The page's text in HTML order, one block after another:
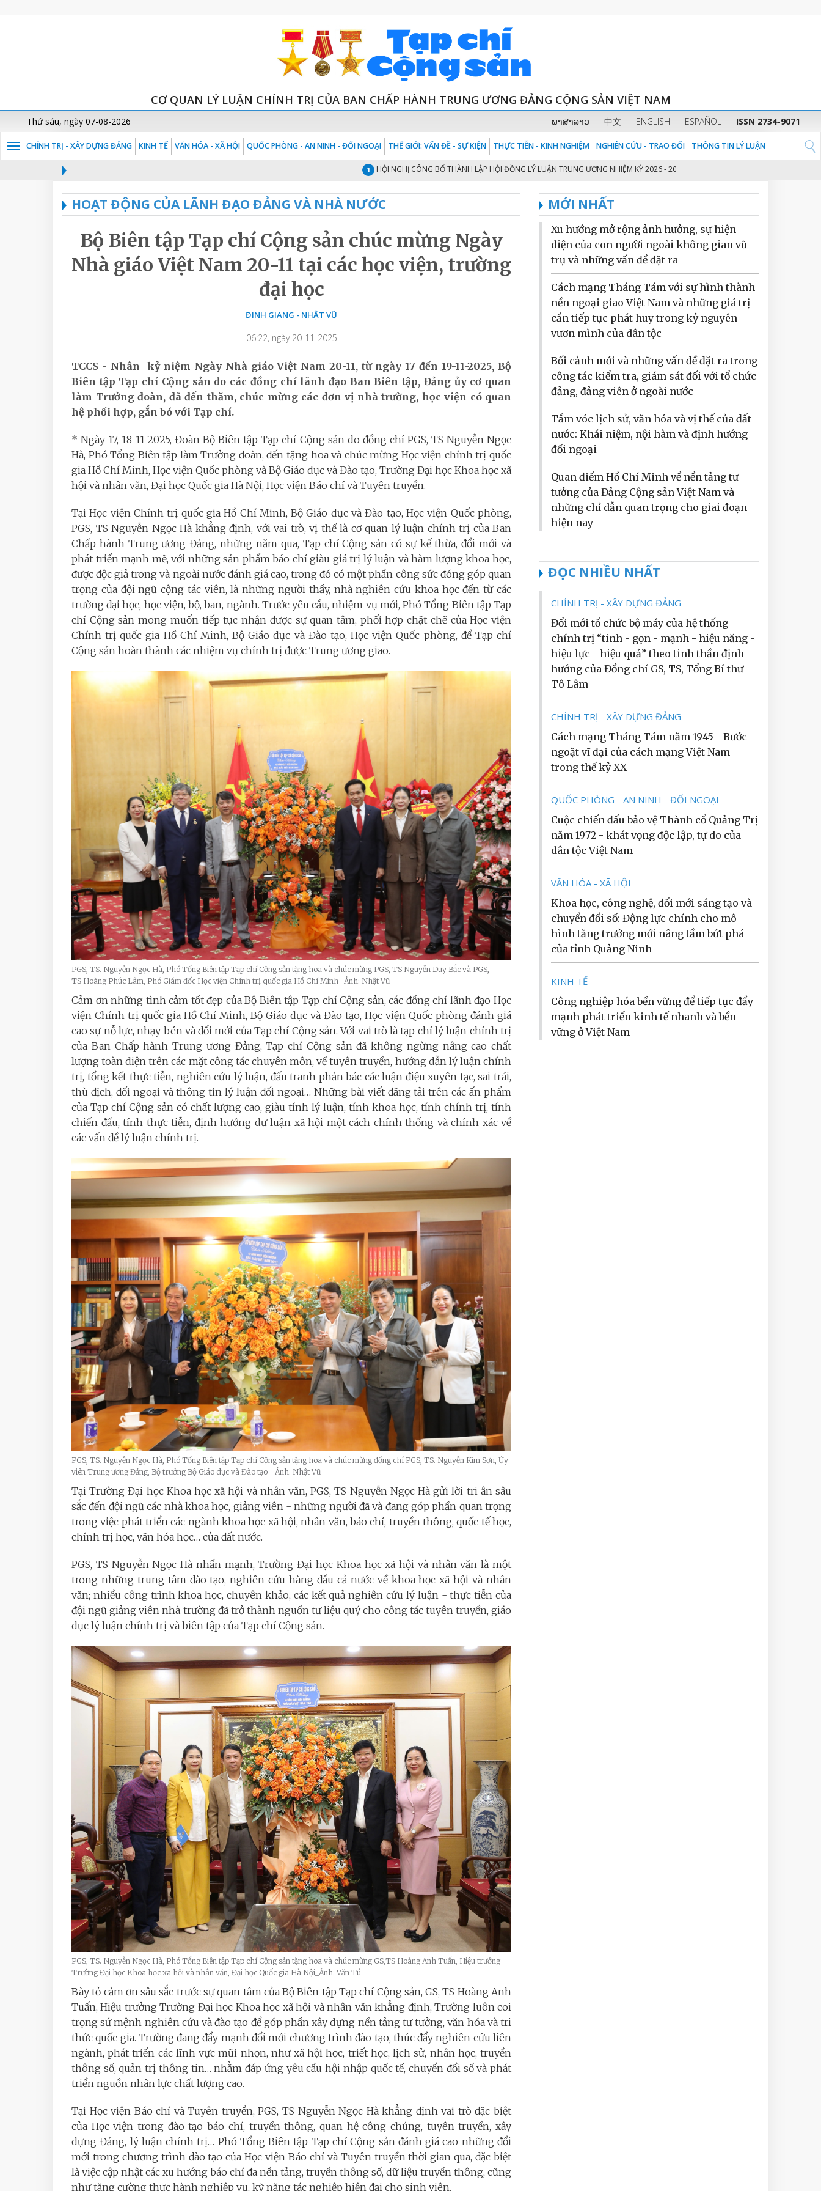
CƠ QUAN LÝ LUẬN CHÍNH TRỊ CỦA BAN CHẤP HÀNH TRUNG ƯƠNG ĐẢNG CỘNG SẢN VIỆT NAM
Thứ sáu, ngày 07-08-2026 ພາສາລາວ 中文 ENGLISH ESPAÑOL ISSN 2734-9071
CHÍNH TRỊ - XÂY DỰNG ĐẢNG KINH TẾ VĂN HÓA - XÃ HỘI QUỐC PHÒNG - AN NINH - ĐỐI NGOẠI THẾ GIỚI: VẤN ĐỀ - SỰ KIỆN THỰC TIỄN - KINH NGHIỆM NGHIÊN CỨU - TRAO ĐỔI THÔNG TIN LÝ LUẬN
HỘI NGHỊ CÔNG BỐ THÀNH LẬP HỘI ĐỒNG LÝ LUẬN TRUNG ƯƠNG NHIỆM KỲ 2026 - 2031 2 THỦ TƯỚNG CHÍNH PHỦ PHẠM MINH
HOẠT ĐỘNG CỦA LÃNH ĐẠO ĐẢNG VÀ NHÀ NƯỚC
Bộ Biên tập Tạp chí Cộng sản chúc mừng Ngày
Nhà giáo Việt Nam 20-11 tại các học viện, trường
đại học
ĐINH GIANG - NHẬT VŨ
06:22, ngày 20-11-2025
TCCS - Nhân kỷ niệm Ngày Nhà giáo Việt Nam 20-11, từ ngày 17 đến 19-11-2025, Bộ
Biên tập Tạp chí Cộng sản do các đồng chí lãnh đạo Ban Biên tập, Đảng ủy cơ quan
làm Trưởng đoàn, đã đến thăm, chúc mừng các đơn vị nhà trường, học viện có quan
hệ phối hợp, gắn bó với Tạp chí.
* Ngày 17, 18-11-2025, Đoàn Bộ Biên tập Tạp chí Cộng sản do đồng chí PGS, TS Nguyễn Ngọc
Hà, Phó Tổng Biên tập làm Trưởng đoàn, đến tặng hoa và chúc mừng Học viện chính trị quốc
gia Hồ Chí Minh, Học viện Quốc phòng và Bộ Giáo dục và Đào tạo, Trường Đại học Khoa học xã
hội và nhân văn, Đại học Quốc gia Hà Nội, Học viện Báo chí và Tuyên truyền.
Tại Học viện Chính trị quốc gia Hồ Chí Minh, Bộ Giáo dục và Đào tạo, Học viện Quốc phòng,
PGS, TS Nguyễn Ngọc Hà khẳng định, với vai trò, vị thế là cơ quan lý luận chính trị của Ban
Chấp hành Trung ương Đảng, những năm qua, Tạp chí Cộng sản có sự kế thừa, đổi mới và
phát triển mạnh mẽ, với những sản phẩm báo chí giàu giá trị lý luận và hàm lượng khoa học,
được độc giả trong và ngoài nước đánh giá cao, trong đó có một phần công sức đóng góp quan
trọng của đội ngũ cộng tác viên, là những người thầy, nhà nghiên cứu khoa học đến từ các
trường đại học, học viện, bộ, ban, ngành. Trước yêu cầu, nhiệm vụ mới, Phó Tổng Biên tập Tạp
chí Cộng sản mong muốn tiếp tục nhận được sự quan tâm, phối hợp chặt chẽ của Học viện
Chính trị quốc gia Hồ Chí Minh, Bộ Giáo dục và Đào tạo, Học viện Quốc phòng, để Tạp chí
Cộng sản hoàn thành các nhiệm vụ chính trị được Trung ương giao.
PGS, TS. Nguyễn Ngọc Hà, Phó Tổng Biên tập Tạp chí Cộng sản tặng hoa và chúc mừng PGS, TS Nguyễn Duy Bắc và PGS,
TS Hoàng Phúc Lâm, Phó Giám đốc Học viện Chính trị quốc gia Hồ Chí Minh_ Ảnh: Nhật Vũ
Cảm ơn những tình cảm tốt đẹp của Bộ Biên tập Tạp chí Cộng sản, các đồng chí lãnh đạo Học
viện Chính trị quốc gia Hồ Chí Minh, Bộ Giáo dục và Đào tạo, Học viện Quốc phòng đánh giá
cao sự nỗ lực, nhạy bén và đổi mới của Tạp chí Cộng sản. Với vai trò là tạp chí lý luận chính trị
của Ban Chấp hành Trung ương Đảng, Tạp chí Cộng sản đã không ngừng nâng cao chất
lượng toàn diện trên các mặt công tác chuyên môn, về tuyên truyền, hướng dẫn lý luận chính
trị, tổng kết thực tiễn, nghiên cứu lý luận, đấu tranh phản bác các luận điệu xuyên tạc, sai trái,
thù địch, đối ngoại và thông tin lý luận đối ngoại… Những bài viết đăng tải trên các ấn phẩm
của Tạp chí Cộng sản có chất lượng cao, giàu tính lý luận, tính khoa học, tính chính trị, tính
chiến đấu, tính thực tiễn, định hướng dư luận xã hội một cách chính thống và chính xác về
các vấn đề lý luận chính trị.
PGS, TS. Nguyễn Ngọc Hà, Phó Tổng Biên tập Tạp chí Cộng sản tặng hoa và chúc mừng đồng chí PGS, TS. Nguyễn Kim Sơn, Ủy
viên Trung ương Đảng, Bộ trưởng Bộ Giáo dục và Đào tạo _ Ảnh: Nhật Vũ
Tại Trường Đại học Khoa học xã hội và nhân văn, PGS, TS Nguyễn Ngọc Hà gửi lời tri ân sâu
sắc đến đội ngũ các nhà khoa học, giảng viên - những người đã và đang góp phần quan trọng
trong việc phát triển các ngành khoa học xã hội, nhân văn, báo chí, truyền thông, quốc tế học,
chính trị học, văn hóa học… của đất nước.
PGS, TS Nguyễn Ngọc Hà nhấn mạnh, Trường Đại học Khoa học xã hội và nhân văn là một
trong những trung tâm đào tạo, nghiên cứu hàng đầu cả nước về khoa học xã hội và nhân
văn; nhiều công trình khoa học, chuyên khảo, các kết quả nghiên cứu lý luận - thực tiễn của
đội ngũ giảng viên nhà trường đã trở thành nguồn tư liệu quý cho công tác tuyên truyền, giáo
dục lý luận chính trị và biên tập của Tạp chí Cộng sản.
PGS, TS. Nguyễn Ngọc Hà, Phó Tổng Biên tập Tạp chí Cộng sản tặng hoa và chúc mừng GS,TS Hoàng Anh Tuấn, Hiệu trưởng
Trường Đại học Khoa học xã hội và nhân văn, Đại học Quốc gia Hà Nội_Ảnh: Văn Tú
Bày tỏ cảm ơn sâu sắc trước sự quan tâm của Bộ Biên tập Tạp chí Cộng sản, GS, TS Hoàng Anh
Tuấn, Hiệu trưởng Trường Đại học Khoa học xã hội và nhân văn khẳng định, Trường luôn coi
trọng sứ mệnh nghiên cứu và đào tạo để góp phần xây dựng nền tảng tư tưởng, văn hóa và tri
thức quốc gia. Trường đang đẩy mạnh đổi mới chương trình đào tạo, thúc đẩy nghiên cứu liên
ngành, phát triển các lĩnh vực mũi nhọn, như xã hội học, triết học, lịch sử, nhân học, truyền
thông số, quản trị thông tin… nhằm đáp ứng yêu cầu hội nhập quốc tế, chuyển đổi số và phát
triển nguồn nhân lực chất lượng cao.
Tại Học viện Báo chí và Tuyên truyền, PGS, TS Nguyễn Ngọc Hà khẳng định vai trò đặc biệt
của Học viện trong đào tạo báo chí, truyền thông, quan hệ công chúng, tuyên truyền, xây
dựng Đảng, lý luận chính trị… Phó Tổng Biên tập Tạp chí Cộng sản đánh giá cao những đổi
mới trong chương trình đào tạo của Học viện Báo chí và Tuyên truyền thời gian qua, đặc biệt
là việc cập nhật các xu hướng báo chí đa nền tảng, truyền thông số, dữ liệu truyền thông, cũng
như tăng cường thực hành nghiệp vụ, kỹ năng tác nghiệp hiện đại cho sinh viên.
MỚI NHẤT
Xu hướng mở rộng ảnh hưởng, sự hiện
diện của con người ngoài không gian vũ
trụ và những vấn đề đặt ra
Cách mạng Tháng Tám với sự hình thành
nền ngoại giao Việt Nam và những giá trị
cần tiếp tục phát huy trong kỷ nguyên
vươn mình của dân tộc
Bối cảnh mới và những vấn đề đặt ra trong
công tác kiểm tra, giám sát đối với tổ chức
đảng, đảng viên ở ngoài nước
Tầm vóc lịch sử, văn hóa và vị thế của đất
nước: Khái niệm, nội hàm và định hướng
đối ngoại
Quan điểm Hồ Chí Minh về nền tảng tư
tưởng của Đảng Cộng sản Việt Nam và
những chỉ dẫn quan trọng cho giai đoạn
hiện nay
ĐỌC NHIỀU NHẤT
CHÍNH TRỊ - XÂY DỰNG ĐẢNG
Đổi mới tổ chức bộ máy của hệ thống
chính trị “tinh - gọn - mạnh - hiệu năng -
hiệu lực - hiệu quả” theo tinh thần định
hướng của Đồng chí GS, TS, Tổng Bí thư
Tô Lâm
CHÍNH TRỊ - XÂY DỰNG ĐẢNG
Cách mạng Tháng Tám năm 1945 - Bước
ngoặt vĩ đại của cách mạng Việt Nam
trong thế kỷ XX
QUỐC PHÒNG - AN NINH - ĐỐI NGOẠI
Cuộc chiến đấu bảo vệ Thành cổ Quảng Trị
năm 1972 - khát vọng độc lập, tự do của
dân tộc Việt Nam
VĂN HÓA - XÃ HỘI
Khoa học, công nghệ, đổi mới sáng tạo và
chuyển đổi số: Động lực chính cho mô
hình tăng trưởng mới nâng tầm bứt phá
của tỉnh Quảng Ninh
KINH TẾ
Công nghiệp hóa bền vững để tiếp tục đẩy
mạnh phát triển kinh tế nhanh và bền
vững ở Việt Nam